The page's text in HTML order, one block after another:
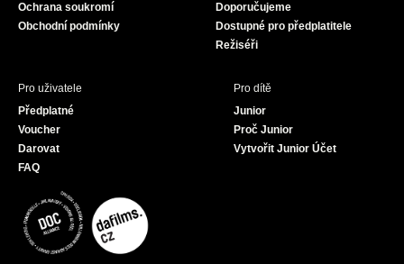
Ochrana soukromí
Obchodní podmínky
Doporučujeme
Dostupné pro předplatitele
Režiséři
Pro uživatele
Předplatné
Voucher
Darovat
FAQ
Pro dítě
Junior
Proč Junior
Vytvořit Junior Účet